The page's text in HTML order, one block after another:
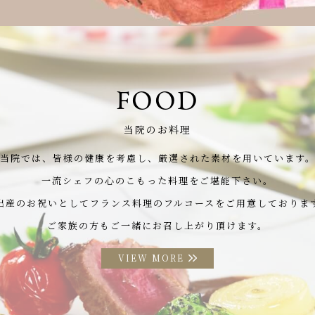
FOOD
当院のお料理
当院では、皆様の健康を考慮し、 厳選された素材を用いています。
一流シェフの心のこもった料理をご堪能下さい。
産のお祝いとして フランス料理のフルコースをご用意しておりま
ご家族の方もご一緒にお召し上がり頂けます。
VIEW MORE